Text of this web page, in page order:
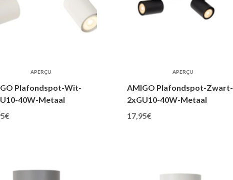
Plafondspot-Wit-
40W-Metaal
€
APERÇU
AMIGO Plafondspot-Zwart-
2xGU10-40W-Metaal
17,95€
APERÇU